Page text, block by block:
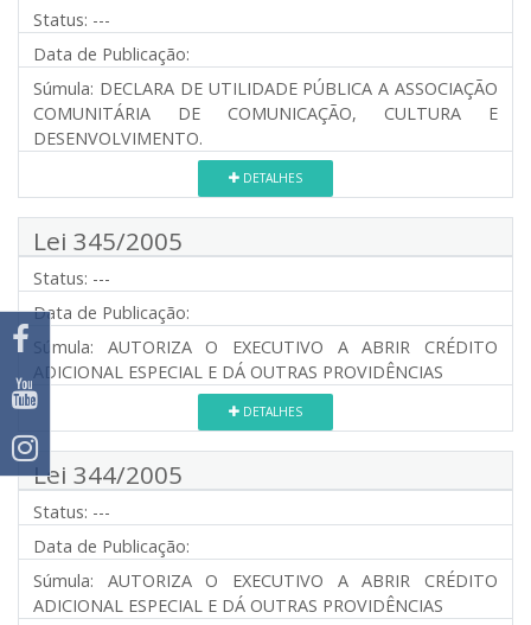
Status: ---
Data de Publicação:
Súmula: DECLARA DE UTILIDADE PÚBLICA A ASSOCIAÇÃO
COMUNITÁRIA DE COMUNICAÇÃO, CULTURA E
DESENVOLVIMENTO.
DETALHES
Lei 345/2005
Status: ---
Data de Publicação:
Súmula: AUTORIZA O EXECUTIVO A ABRIR CRÉDITO
ADICIONAL ESPECIAL E DÁ OUTRAS PROVIDÊNCIAS
DETALHES
Lei 344/2005
Status: ---
Data de Publicação:
Súmula: AUTORIZA O EXECUTIVO A ABRIR CRÉDITO
ADICIONAL ESPECIAL E DÁ OUTRAS PROVIDÊNCIAS